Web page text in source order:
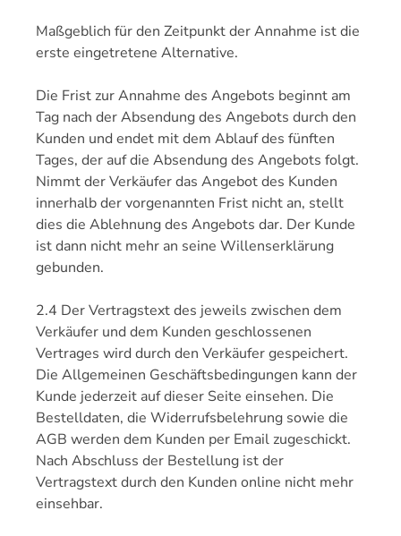
Maßgeblich für den Zeitpunkt der Annahme ist die
erste eingetretene Alternative.
Die Frist zur Annahme des Angebots beginnt am
Tag nach der Absendung des Angebots durch den
Kunden und endet mit dem Ablauf des fünften
Tages, der auf die Absendung des Angebots folgt.
Nimmt der Verkäufer das Angebot des Kunden
innerhalb der vorgenannten Frist nicht an, stellt
dies die Ablehnung des Angebots dar. Der Kunde
ist dann nicht mehr an seine Willenserklärung
gebunden.
2.4 Der Vertragstext des jeweils zwischen dem
Verkäufer und dem Kunden geschlossenen
Vertrages wird durch den Verkäufer gespeichert.
Die Allgemeinen Geschäftsbedingungen kann der
Kunde jederzeit auf dieser Seite einsehen. Die
Bestelldaten, die Widerrufsbelehrung sowie die
AGB werden dem Kunden per Email zugeschickt.
Nach Abschluss der Bestellung ist der
Vertragstext durch den Kunden online nicht mehr
einsehbar.